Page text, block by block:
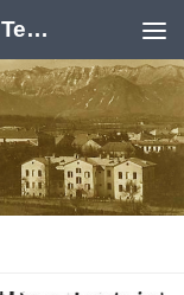
Удружење Госпићана "Никола Тесла", Београд